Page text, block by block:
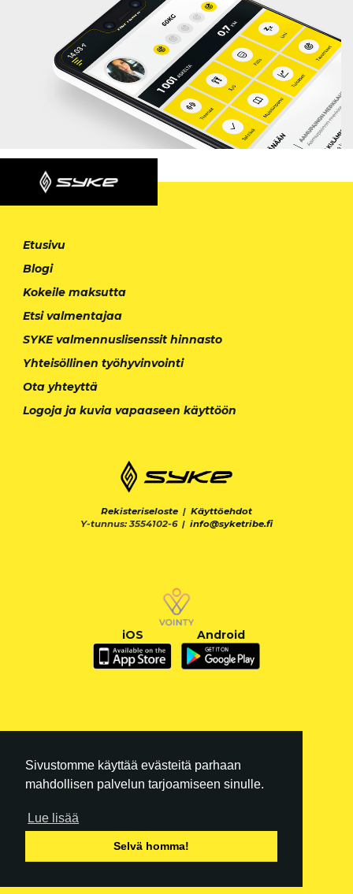
Sivustomme käyttää evästeitä parhaan
mahdollisen palvelun tarjoamiseen sinulle.
Lue lisää
Selvä homma!
Etusivu
Blogi
Kokeile maksutta
Etsi valmentajaa
SYKE valmennuslisenssit hinnasto
Yhteisöllinen työhyvinvointi
Ota yhteyttä
Logoja ja kuvia vapaaseen käyttöön
Rekisteriseloste | Käyttöehdot
Y-tunnus: 3554102-6 | info@syketribe.fi
iOS Android